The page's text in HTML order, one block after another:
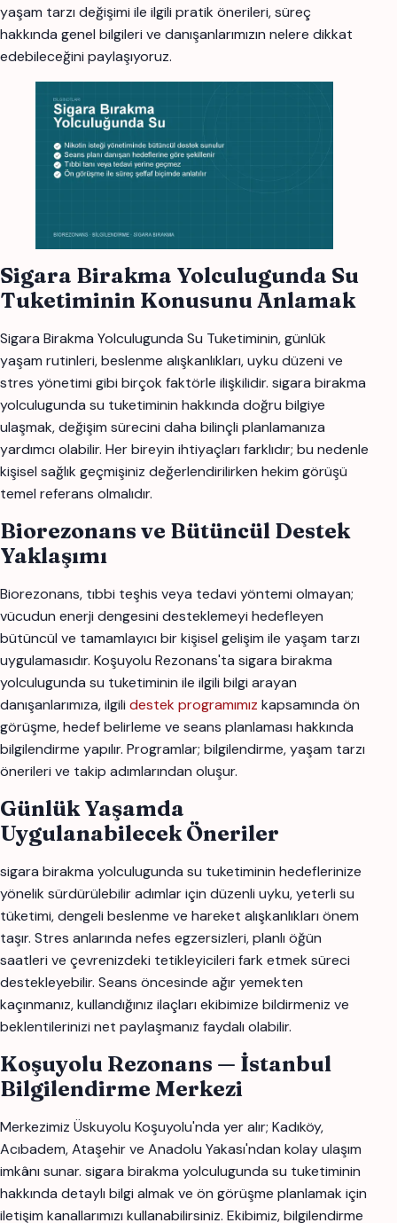
yaşam tarzı değişimi ile ilgili pratik önerileri, süreç
hakkında genel bilgileri ve danışanlarımızın nelere dikkat
edebileceğini paylaşıyoruz.
Sigara Birakma Yolculugunda Su
Tuketiminin Konusunu Anlamak
Sigara Birakma Yolculugunda Su Tuketiminin, günlük
yaşam rutinleri, beslenme alışkanlıkları, uyku düzeni ve
stres yönetimi gibi birçok faktörle ilişkilidir. sigara birakma
yolculugunda su tuketiminin hakkında doğru bilgiye
ulaşmak, değişim sürecini daha bilinçli planlamanıza
yardımcı olabilir. Her bireyin ihtiyaçları farklıdır; bu nedenle
kişisel sağlık geçmişiniz değerlendirilirken hekim görüşü
temel referans olmalıdır.
Biorezonans ve Bütüncül Destek
Yaklaşımı
Biorezonans, tıbbi teşhis veya tedavi yöntemi olmayan;
vücudun enerji dengesini desteklemeyi hedefleyen
bütüncül ve tamamlayıcı bir kişisel gelişim ile yaşam tarzı
uygulamasıdır. Koşuyolu Rezonans'ta sigara birakma
yolculugunda su tuketiminin ile ilgili bilgi arayan
danışanlarımıza, ilgili destek programımız kapsamında ön
görüşme, hedef belirleme ve seans planlaması hakkında
bilgilendirme yapılır. Programlar; bilgilendirme, yaşam tarzı
önerileri ve takip adımlarından oluşur.
Günlük Yaşamda
Uygulanabilecek Öneriler
sigara birakma yolculugunda su tuketiminin hedeflerinize
yönelik sürdürülebilir adımlar için düzenli uyku, yeterli su
tüketimi, dengeli beslenme ve hareket alışkanlıkları önem
taşır. Stres anlarında nefes egzersizleri, planlı öğün
saatleri ve çevrenizdeki tetikleyicileri fark etmek süreci
destekleyebilir. Seans öncesinde ağır yemekten
kaçınmanız, kullandığınız ilaçları ekibimize bildirmeniz ve
beklentilerinizi net paylaşmanız faydalı olabilir.
Koşuyolu Rezonans — İstanbul
Bilgilendirme Merkezi
Merkezimiz Üskuyolu Koşuyolu'nda yer alır; Kadıköy,
Acıbadem, Ataşehir ve Anadolu Yakası'ndan kolay ulaşım
imkânı sunar. sigara birakma yolculugunda su tuketiminin
hakkında detaylı bilgi almak ve ön görüşme planlamak için
iletişim kanallarımızı kullanabilirsiniz. Ekibimiz, bilgilendirme